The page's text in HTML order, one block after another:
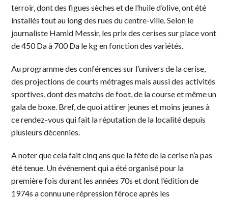
terroir, dont des figues sèches et de l’huile d’olive, ont été
installés tout au long des rues du centre-ville. Selon le
journaliste Hamid Messir, les prix des cerises sur place vont
de 450 Da à 700 Da le kg en fonction des variétés.
Au programme des conférences sur l’univers de la cerise,
des projections de courts métrages mais aussi des activités
sportives, dont des matchs de foot, de la course et même un
gala de boxe. Bref, de quoi attirer jeunes et moins jeunes à
ce rendez-vous qui fait la réputation de la localité depuis
plusieurs décennies.
A noter que cela fait cinq ans que la fête de la cerise n’a pas
été tenue. Un événement qui a été organisé pour la
première fois durant les années 70s et dont l’édition de
1974s a connu une répression féroce après les